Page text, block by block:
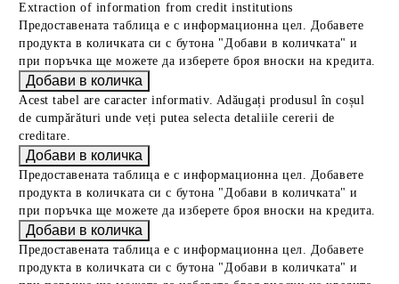
Extraction of information from credit institutions
Предоставената таблица е с информационна цел. Добавете
продукта в количката си с бутона "Добави в количката" и
при поръчка ще можете да изберете броя вноски на кредита.
Acest tabel are caracter informativ. Adăugați produsul în coșul
de cumpărături unde veți putea selecta detaliile cererii de
creditare.
Предоставената таблица е с информационна цел. Добавете
продукта в количката си с бутона "Добави в количката" и
при поръчка ще можете да изберете броя вноски на кредита.
Предоставената таблица е с информационна цел. Добавете
продукта в количката си с бутона "Добави в количката" и